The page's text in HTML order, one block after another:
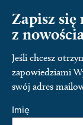
Zapisz
z
Jeśli chcesz
zapowiedziami
swój adres
Imię